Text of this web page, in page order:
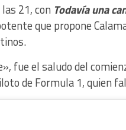
21, con Todavía una
que propone
fue el saludo del
de Formula 1, quien